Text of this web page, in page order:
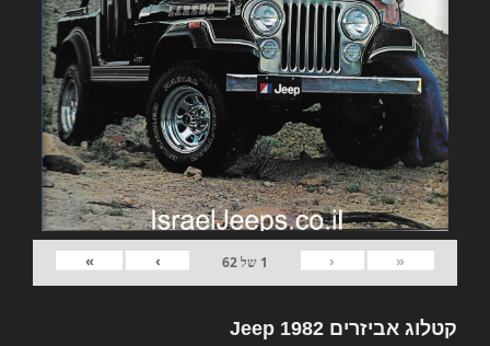
«
‹
1 של62
›
»
קטלוג אביזרים 1982 Jeep